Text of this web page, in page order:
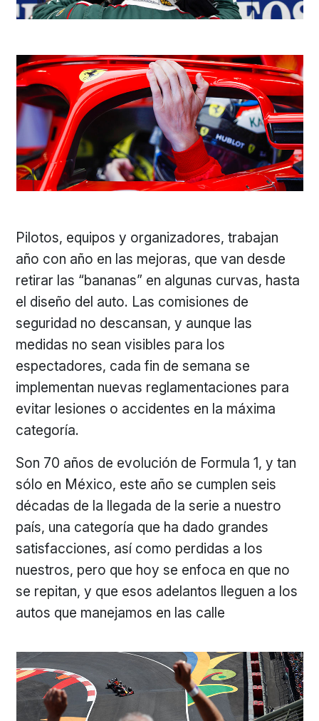
Pilotos, equipos y organizadores, trabajan
año con año en las mejoras, que van desde
retirar las “bananas” en algunas curvas, hasta
el diseño del auto. Las comisiones de
seguridad no descansan, y aunque las
medidas no sean visibles para los
espectadores, cada fin de semana se
implementan nuevas reglamentaciones para
evitar lesiones o accidentes en la máxima
categoría.
Son 70 años de evolución de Formula 1, y tan
sólo en México, este año se cumplen seis
décadas de la llegada de la serie a nuestro
país, una categoría que ha dado grandes
satisfacciones, así como perdidas a los
nuestros, pero que hoy se enfoca en que no
se repitan, y que esos adelantos lleguen a los
autos que manejamos en las calle